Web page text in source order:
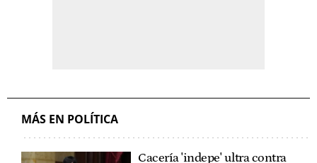
MÁS EN POLÍTICA
Cacería 'indepe' ultra contra